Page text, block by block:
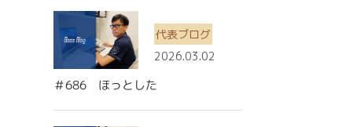
代表ブログ
2026.03.02
＃686 ほっとした